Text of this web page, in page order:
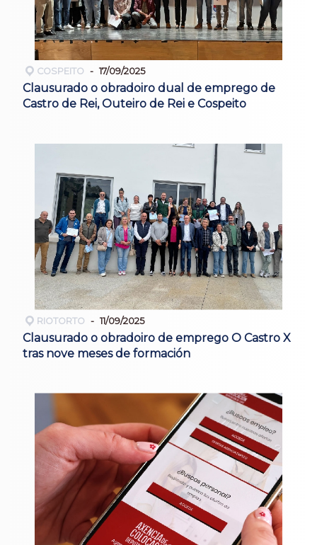
COSPEITO 17/09/2025
Clausurado o obradoiro dual de emprego de
Castro de Rei, Outeiro de Rei e Cospeito
RIOTORTO 11/09/2025
Clausurado o obradoiro de emprego O Castro X
tras nove meses de formación